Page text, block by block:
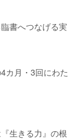
書へつなげる実
カ月・3回にわた
生きる力』の根